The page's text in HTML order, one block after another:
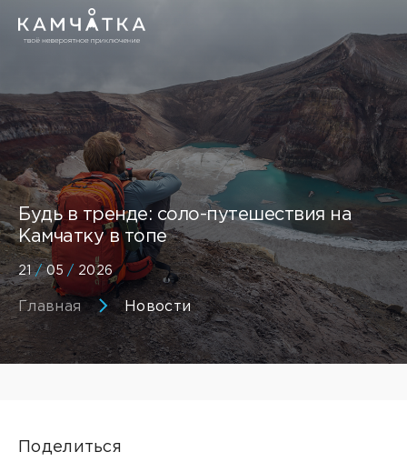
Будь в тренде: соло-путешествия на
Камчатку в топе
21/05 / 2026
Главная Новости
Поделиться